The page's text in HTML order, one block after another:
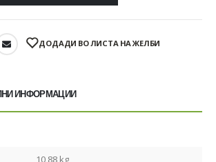
ДОДАДИ ВО ЛИСТА НА ЖЕЛБИ
ИНФОРМАЦИИ
10,88 kg